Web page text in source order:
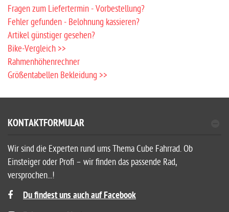
Fragen zum Liefertermin - Vorbestellung?
Fehler gefunden - Belohnung kassieren?
Artikel günstiger gesehen?
Bike-Vergleich >>
Rahmenhöhenrechner
Größentabellen Bekleidung >>
KONTAKTFORMULAR
Wir sind die Experten rund ums Thema Cube Fahrrad. Ob
Einsteiger oder Profi – wir finden das passende Rad,
versprochen...!
Du findest uns auch auf Facebook